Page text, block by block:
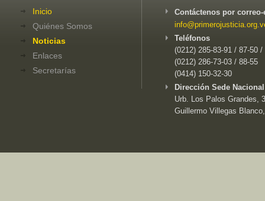
Inicio
Quiénes Somos
Noticias
Enlaces
Secretarías
Contáctenos por
Teléfonos
(0212) 285-83-91 / 87-50 /
(0212) 286-73-03 / 88-55
(0414) 150-32-30
Dirección Sede
Urb. Los Palos Grandes,
Guillermo Villegas